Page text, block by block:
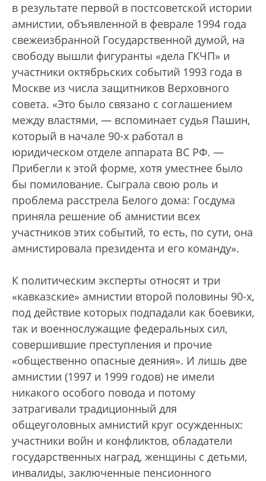
в результате первой в постсоветской истории
амнистии, объявленной в феврале 1994 года
свежеизбранной Государственной думой, на
свободу вышли фигуранты «дела ГКЧП» и
участники октябрьских событий 1993 года в
Москве из числа защитников Верховного
совета. «Это было связано с соглашением
между властями, — вспоминает судья Пашин,
который в начале 90-х работал в
юридическом отделе аппарата ВС РФ. —
Прибегли к этой форме, хотя уместнее было
бы помилование. Сыграла свою роль и
проблема расстрела Белого дома: Госдума
приняла решение об амнистии всех
участников этих событий, то есть, по сути, она
амнистировала президента и его команду».
К политическим эксперты относят и три
«кавказские» амнистии второй половины 90-х,
под действие которых подпадали как боевики,
так и военнослужащие федеральных сил,
совершившие преступления и прочие
«общественно опасные деяния». И лишь две
амнистии (1997 и 1999 годов) не имели
никакого особого повода и потому
затрагивали традиционный для
общеуголовных амнистий круг осужденных:
участники войн и конфликтов, обладатели
государственных наград, женщины с детьми,
инвалиды, заключенные пенсионного